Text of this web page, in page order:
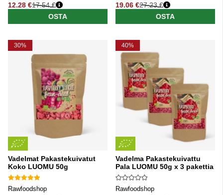
12.28 €
Normaali hinta
17.54 €
OSTA
19.06 €
Normaali hinta
27.23 €
OSTA
30%
Vadelmat Pakastekuivatut
Koko LUOMU 50g
Rawfoodshop
40%
Vadelma Pakastekuivattu
Pala LUOMU 50g x 3 pakettia
Rawfoodshop